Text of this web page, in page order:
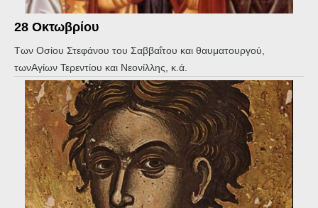
28 Οκτωβρίου
Των Οσίου Στεφάνου του Σαββαΐτου και θαυματουργού,
τωνΑγίων Τερεντίου και Νεονίλλης, κ.ά.